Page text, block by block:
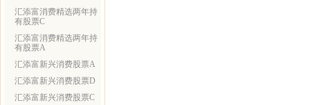
汇添富消费精选两年持
有股票C
汇添富消费精选两年持
有股票A
汇添富新兴消费股票A
汇添富新兴消费股票D
汇添富新兴消费股票C